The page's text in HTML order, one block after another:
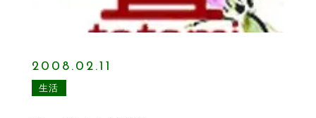
2008.02.11
生活